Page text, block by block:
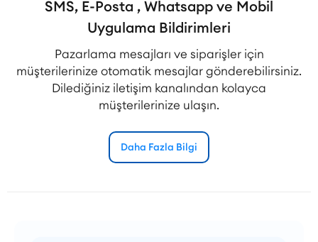
SMS, E-Posta , Whatsapp ve Mobil
Uygulama Bildirimleri
Pazarlama mesajları ve siparişler için
müşterilerinize otomatik mesajlar gönderebilirsiniz.
Dilediğiniz iletişim kanalından kolayca
müşterilerinize ulaşın.
Daha Fazla Bilgi